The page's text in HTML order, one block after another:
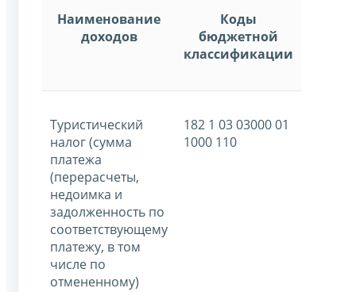
Наименование
доходов
Коды
бюджетной
классификации
Туристический
налог (сумма
платежа
(перерасчеты,
недоимка и
задолженность по
соответствующему
платежу, в том
числе по
отмененному)
182 1 03 03000 01
1000 110